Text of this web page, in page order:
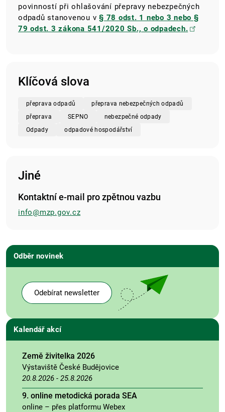
povinností při ohlašování přepravy nebezpečných
odpadů stanovenou v § 78 odst. 1 nebo 3 nebo §
79 odst. 3 zákona 541/2020 Sb., o odpadech.
Klíčová slova
přeprava odpadů
přeprava nebezpečných odpadů
přeprava
SEPNO
nebezpečné odpady
Odpady
odpadové hospodářství
Jiné
Kontaktní e-mail pro zpětnou vazbu
info@mzp.gov.cz
Odběr novinek
Odebírat newsletter
Kalendář akcí
Země živitelka 2026
Výstaviště České Budějovice
20.8.2026 - 25.8.2026
9. online metodická porada SEA
online – přes platformu Webex